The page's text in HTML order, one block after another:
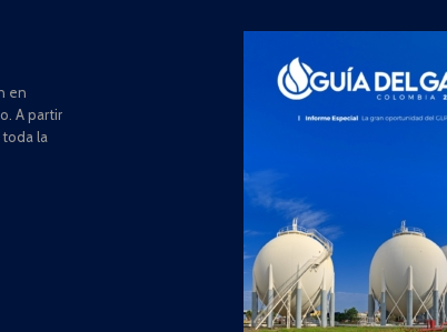
en
A partir
la